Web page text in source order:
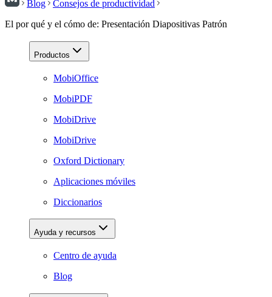
Blog
Consejos de productividad
El por qué y el cómo de: Presentación Diapositivas Patrón
Productos
MobiOffice
MobiPDF
MobiDrive
MobiDrive
Oxford Dictionary
Aplicaciones móviles
Diccionarios
Ayuda y recursos
Centro de ayuda
Blog